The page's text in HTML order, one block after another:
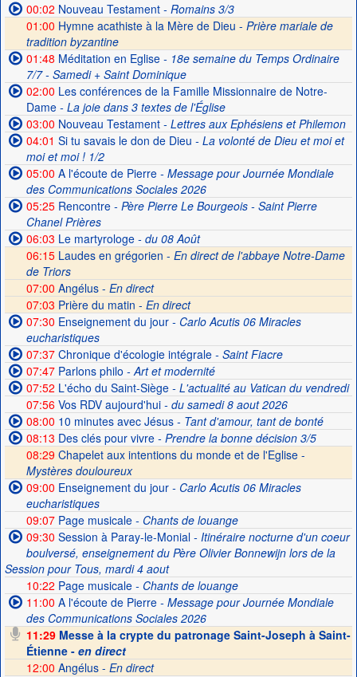
00:02 Nouveau Testament- Romains 3/3
01:00 Hymne acathiste à la Mère de Dieu - Prière mariale de
tradition byzantine
01:48 Méditation en Eglise- 18e semaine du Temps Ordinaire
7/7 - Samedi + Saint Dominique
02:00 Les conférences de la Famille Missionnaire de Notre-
Dame- La joie dans 3 textes de l'Église
03:00 Nouveau Testament- Lettres aux Ephésiens et Philemon
04:01 Si tu savais le don de Dieu - La volonté de Dieu et moi et
moi et moi ! 1/2
05:00 A l'écoute de Pierre- Message pour Journée Mondiale
des Communications Sociales 2026
05:25Rencontre- Père Pierre Le Bourgeois - Saint Pierre
Chanel Prières
06:03 Le martyrologe- du 08 Août
06:15Laudes en grégorien - En direct de l'abbaye Notre-Dame
de Triors
07:00 Angélus - En direct
07:03 Prière du matin - En direct
07:30 Enseignement du jour- Carlo Acutis 06 Miracles
eucharistiques
07:37Chronique d'écologie intégrale- Saint Fiacre
07:47Parlons philo - Art et modernité
07:52 L'écho du Saint-Siège- L'actualité au Vatican du vendredi
07:56Vos RDV aujourd'hui- du samedi 8 aout 2026
08:00 10 minutes avec Jésus- Tant d'amour, tant de bonté
08:13 Des clés pour vivre- Prendre la bonne décision 3/5
08:29 Chapelet aux intentions du monde et de l'Eglise -
Mystères douloureux
09:00 Enseignement du jour- Carlo Acutis 06 Miracles
eucharistiques
09:07Page musicale- Chants de louange
09:30 Session à Paray-le-Monial- Itinéraire nocturne d'un coeur
boulversé, enseignement du Père Olivier Bonnewijn lors de la
Session pour Tous, mardi 4 aout
10:22 Page musicale- Chants de louange
11:00 A l'écoute de Pierre- Message pour Journée Mondiale
des Communications Sociales 2026
11:29Messe à la crypte du patronage Saint-Joseph à Saint-
Étienne - en direct
12:00 Angélus - En direct